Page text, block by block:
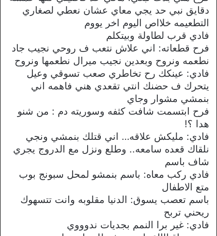
دقايق نبي حد يجي معاي عشان نعطي لصغاري
التطعيمه خلااص اليوم اخر يووم
فادي قرب لطاولة وبيتكلم
فرح قطعاته: اني علاش نتعب ف روحي نجيب جاد
نطعمه ونروح وبعدين نجيب ميرال نطعمها ونروح
فادي: عينكك رح تخاطري صعب تسوقي وعيل
يتحرك ف حضنك انتي تقعدي هني فاهمه اني
بنمشي مشوار وجاي
فرح ابتسمت شافت كثفه وسوريته دم : من شنو
هدا ؟!
فادي: مليكش علاقه… اني قتلك بنمشي ونجي
نلقاك قعده سامعه.. وطلع ونزل مع الدروج يجري
شاف باسم
فادي ركب معاه: باسم بنمشو لمحل سبونج بوب
متع الاطفال
باسم تعصب يسوق: الدنيا مقلوبه وانت تتسهوك
ريحني تربح
فادي: غير برا النمم بجديات ندوووي